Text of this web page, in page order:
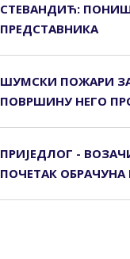
СТЕВАНДИЋ:
ПРЕДСТАВНИКА
ШУМСКИ ПОЖАРИ
ПОВРШИНУ НЕГО
ПРИЈЕДЛОГ -
ПОЧЕТАК ОБРАЧУНА